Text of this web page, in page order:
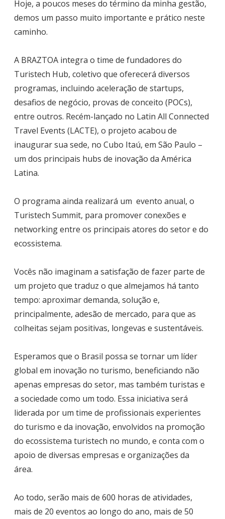
Hoje, a poucos meses do término da minha gestão,
demos um passo muito importante e prático neste
caminho.
A BRAZTOA integra o time de fundadores do
Turistech Hub, coletivo que oferecerá diversos
programas, incluindo aceleração de startups,
desafios de negócio, provas de conceito (POCs),
entre outros. Recém-lançado no Latin All Connected
Travel Events (LACTE), o projeto acabou de
inaugurar sua sede, no Cubo Itaú, em São Paulo –
um dos principais hubs de inovação da América
Latina.
O programa ainda realizará um evento anual, o
Turistech Summit, para promover conexões e
networking entre os principais atores do setor e do
ecossistema.
Vocês não imaginam a satisfação de fazer parte de
um projeto que traduz o que almejamos há tanto
tempo: aproximar demanda, solução e,
principalmente, adesão de mercado, para que as
colheitas sejam positivas, longevas e sustentáveis.
Esperamos que o Brasil possa se tornar um líder
global em inovação no turismo, beneficiando não
apenas empresas do setor, mas também turistas e
a sociedade como um todo. Essa iniciativa será
liderada por um time de profissionais experientes
do turismo e da inovação, envolvidos na promoção
do ecossistema turistech no mundo, e conta com o
apoio de diversas empresas e organizações da
área.
Ao todo, serão mais de 600 horas de atividades,
mais de 20 eventos ao longo do ano, mais de 50